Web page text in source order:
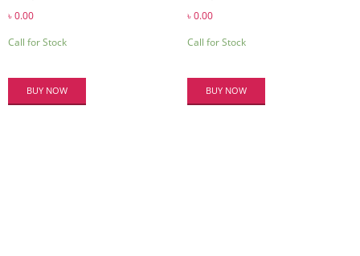
৳0.00
Call for Stock
BUY NOW
৳0.00
Call for Stock
BUY NOW